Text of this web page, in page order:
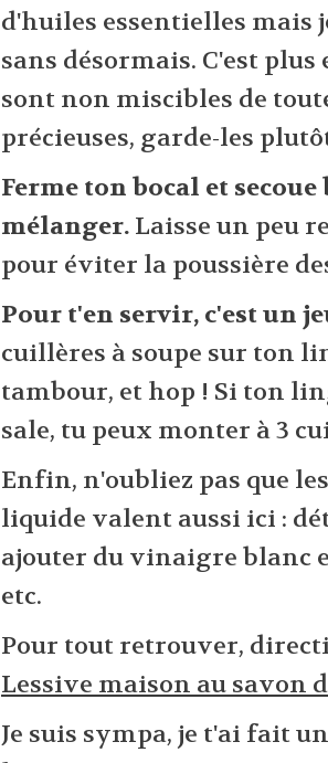
d'huiles essentielles mais
sans désormais. C'est
sont non miscibles de
précieuses, garde-les
Ferme ton bocal et
mélanger. Laisse un peu
pour éviter la poussière
Pour t'en servir, c'est un
cuillères à soupe sur ton
tambour, et hop ! Si ton
sale, tu peux monter à 3
Enfin, n'oubliez pas que
liquide valent aussi ici :
ajouter du vinaigre blanc
etc.
Pour tout retrouver,
Lessive maison au savon
Je suis sympa, je t'ai fait